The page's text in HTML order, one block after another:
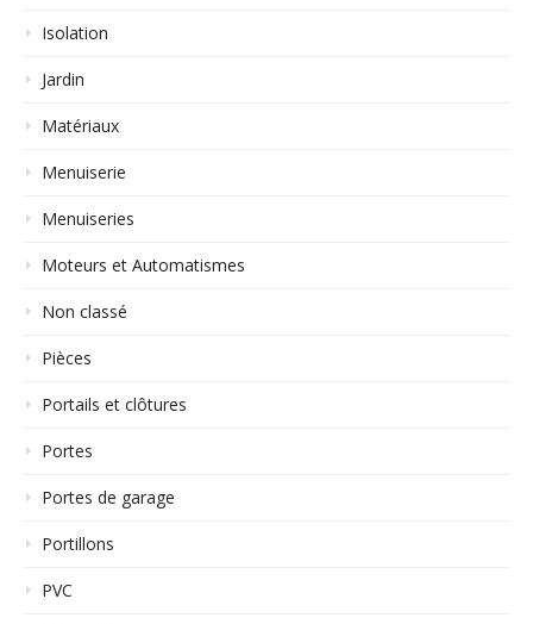
Isolation
Jardin
Matériaux
Menuiserie
Menuiseries
Moteurs et Automatismes
Non classé
Pièces
Portails et clôtures
Portes
Portes de garage
Portillons
PVC